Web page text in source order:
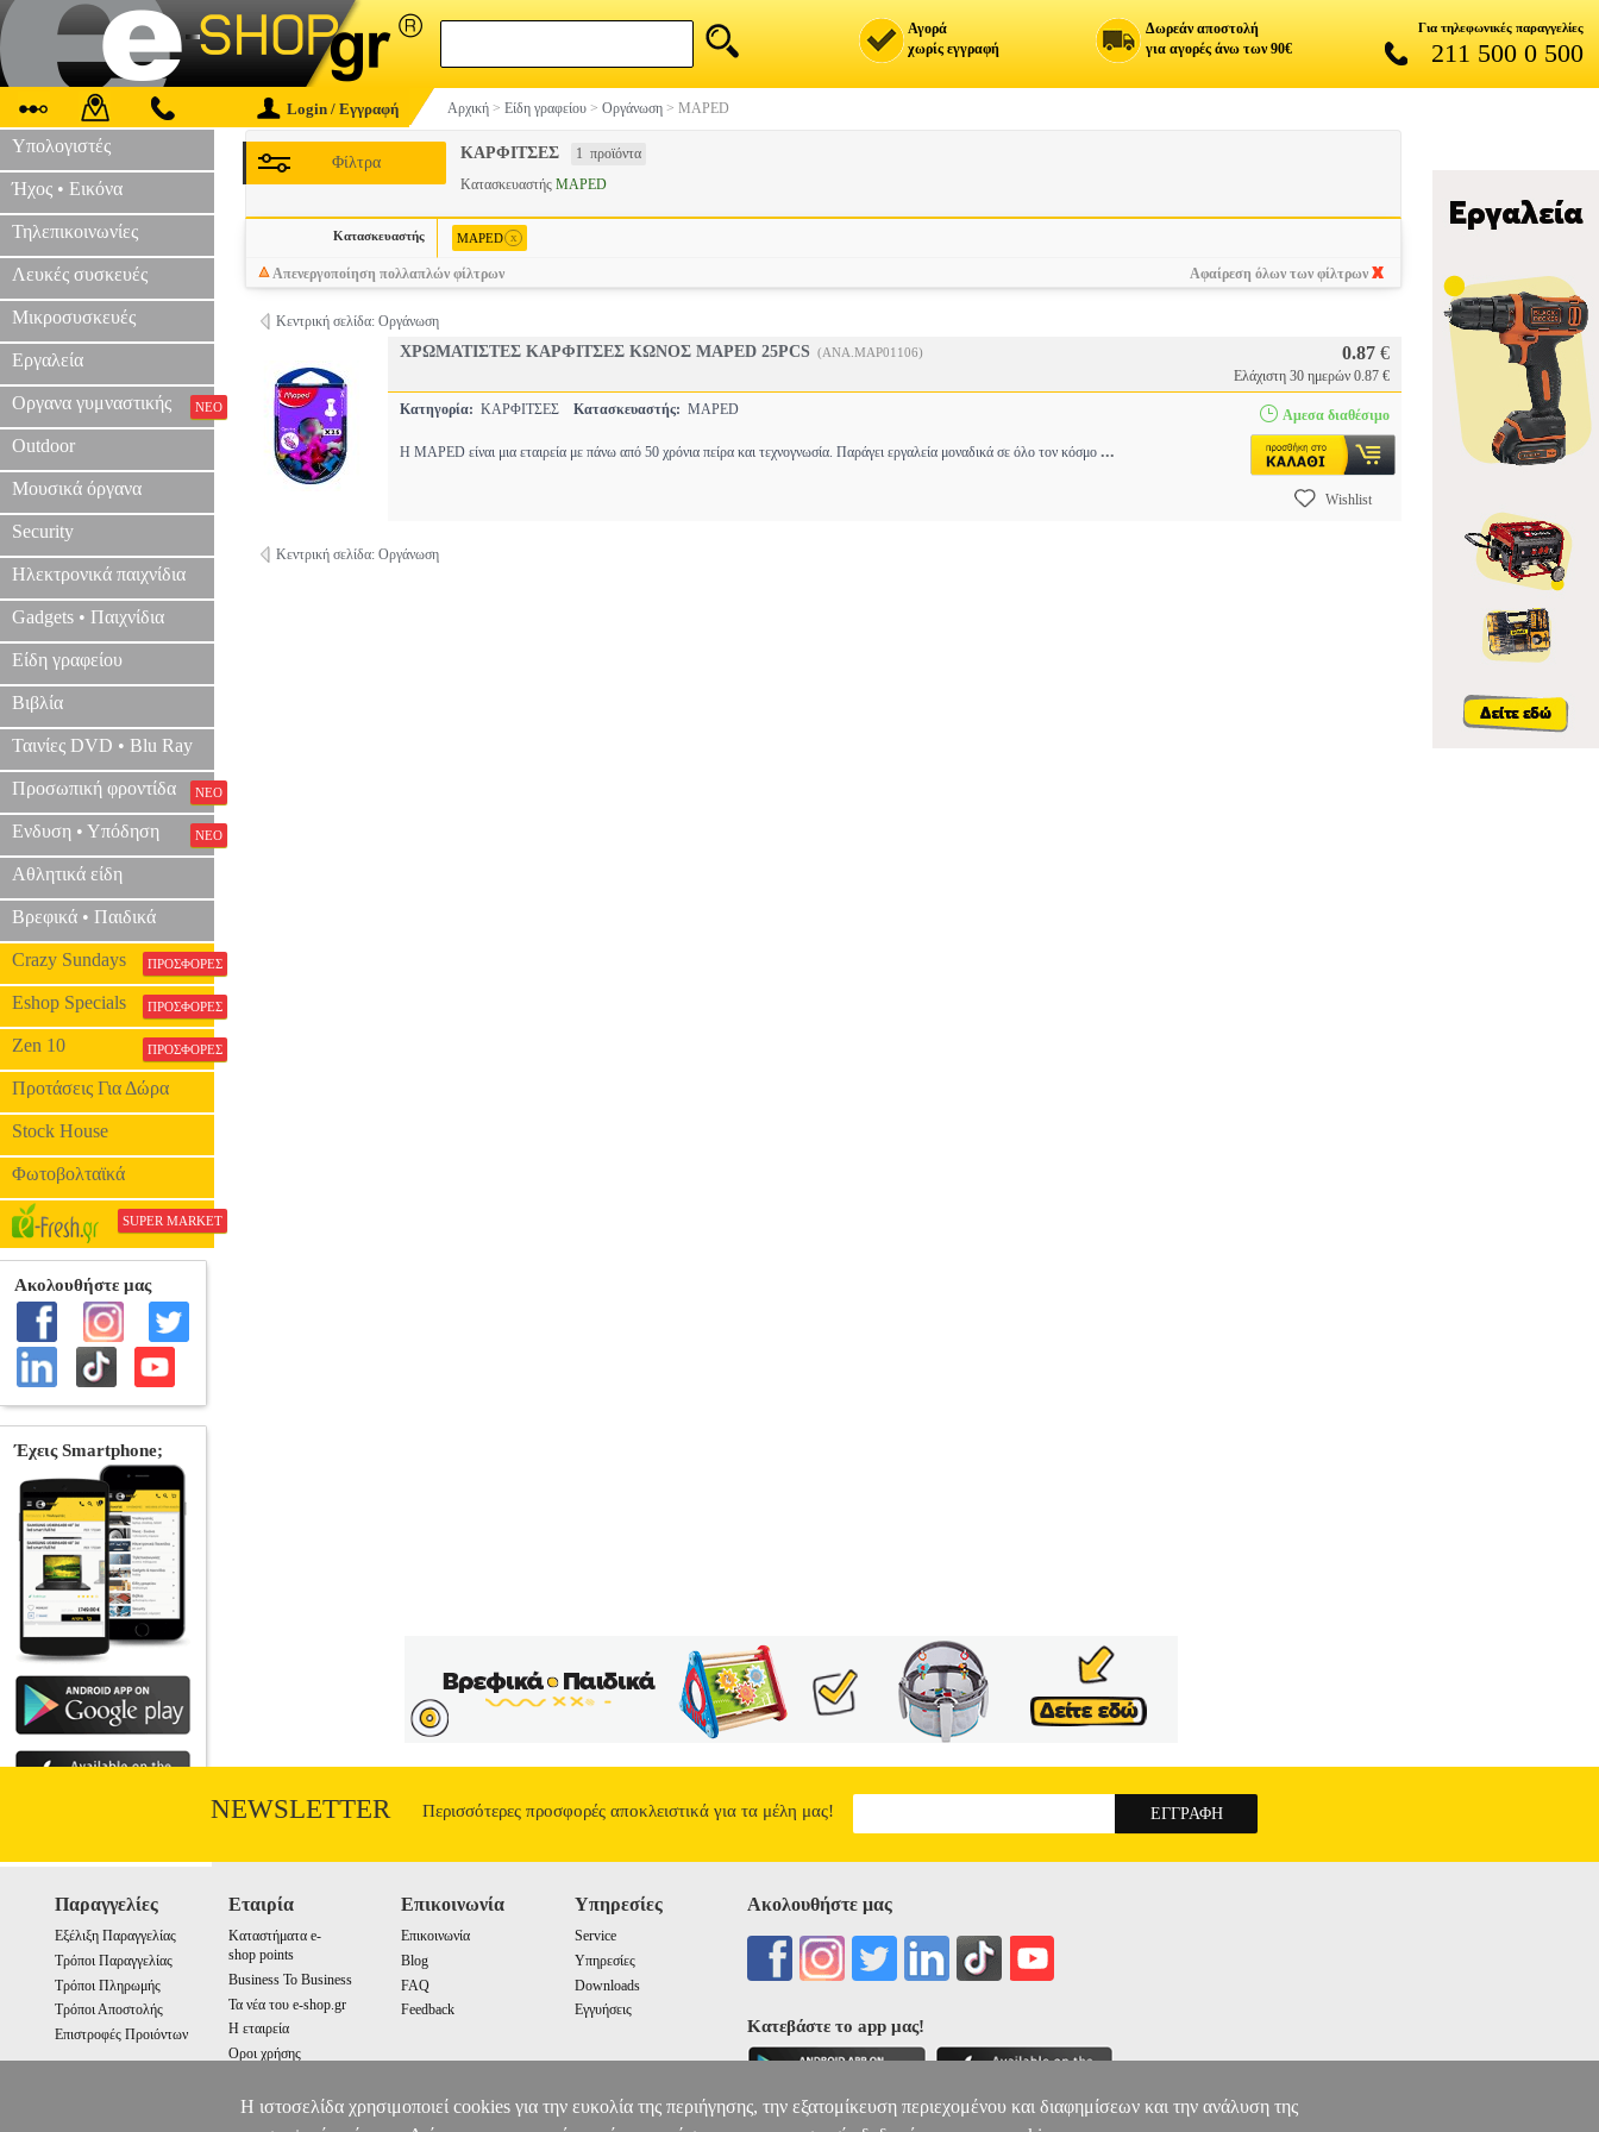
Αγορά
χωρίς εγγραφή
Δωρεάν αποστολή
για αγορές άνω των 90€
Για τηλεφωνικές παραγγελίες
211 500 0 500
Login / Εγγραφή Αρχική > Είδη γραφείου > Οργάνωση > MAPED
Υπολογιστές
Ήχος • Εικόνα
Τηλεπικοινωνίες
Λευκές συσκευές
Μικροσυσκευές
Εργαλεία
Οργανα γυμναστικής ΝΕΟ
Outdoor
Μουσικά όργανα
Security
Ηλεκτρονικά παιχνίδια
Gadgets • Παιχνίδια
Είδη γραφείου
Βιβλία
Ταινίες DVD • Blu Ray
Προσωπική φροντίδα ΝΕΟ
Ενδυση • Υπόδηση ΝΕΟ
Αθλητικά είδη
Βρεφικά • Παιδικά
Crazy Sundays ΠΡΟΣΦΟΡΕΣ
Eshop Specials ΠΡΟΣΦΟΡΕΣ
Zen 10 ΠΡΟΣΦΟΡΕΣ
Προτάσεις Για Δώρα
Stock House
Φωτοβολταϊκά
SUPER MARKET
ΚΑΡΦΙΤΣΕΣ 1 προϊόντα
Φίλτρα
Κατασκευαστής MAPED
Κατασκευαστής MAPED x
Απενεργοποίηση πολλαπλών φίλτρων Αφαίρεση όλων των φίλτρων
Κεντρική σελίδα: Οργάνωση
ΧΡΩΜΑΤΙΣΤΕΣ ΚΑΡΦΙΤΣΕΣ ΚΩΝΟΣ MAPED 25PCS (ANA.MAP01106) 0.87 €
Ελάχιστη 30 ημερών 0.87 €
Κατηγορία: ΚΑΡΦΙΤΣΕΣ Κατασκευαστής: MAPED
Η MAPED είναι μια εταιρεία με πάνω από 50 χρόνια πείρα και τεχνογνωσία. Παράγει εργαλεία μοναδικά σε όλο τον κόσμο ...
Αμεσα διαθέσιμο
Wishlist
Κεντρική σελίδα: Οργάνωση
NEWSLETTER Περισσότερες προσφορές αποκλειστικά για τα μέλη μας!
Παραγγελίες
Εξέλιξη Παραγγελίας
Τρόποι Παραγγελίας
Τρόποι Πληρωμής
Τρόποι Αποστολής
Επιστροφές Προιόντων
Εταιρία
Καταστήματα e-
shop points
Business To Business
Τα νέα του e-shop.gr
Η εταιρεία
Οροι χρήσης
Επικοινωνία
Επικοινωνία
Blog
FAQ
Feedback
Υπηρεσίες
Service
Υπηρεσίες
Downloads
Εγγυήσεις
Ακολουθήστε μας
Κατεβάστε το app μας!
Η ιστοσελίδα χρησιμοποιεί cookies για την ευκολία της περιήγησης, την εξατομίκευση περιεχομένου και διαφημίσεων και την ανάλυση της